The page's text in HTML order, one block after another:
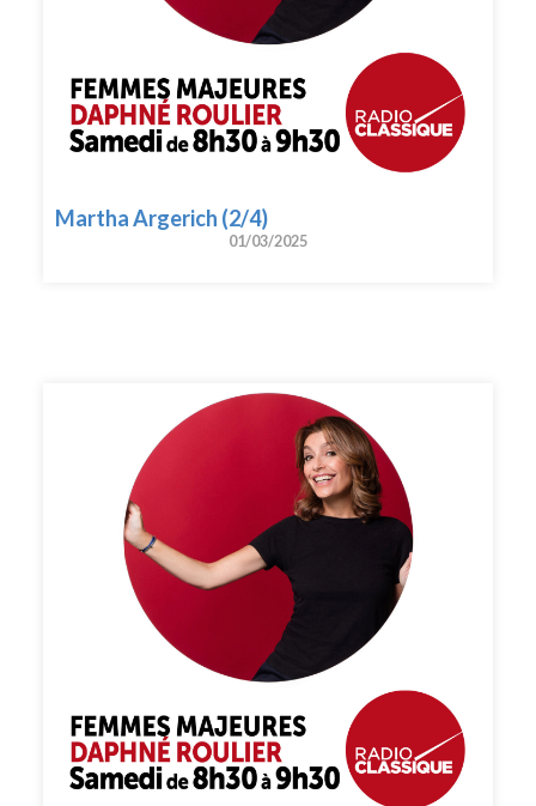
Martha Argerich (2/4)
01/03/2025